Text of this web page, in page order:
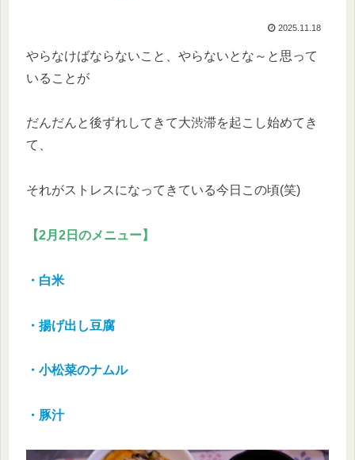
2025.11.18
やらなけばならないこと、やらないとな～と思って
いることが
だんだんと後ずれしてきて大渋滞を起こし始めてき
て、
それがストレスになってきている今日この頃(笑)
【2月2日のメニュー】
・白米
・揚げ出し豆腐
・小松菜のナムル
・豚汁